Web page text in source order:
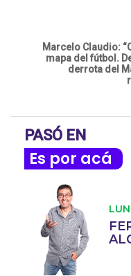
Marcelo Claudio:
mapa del fútbol.
derrota del
PASÓ EN
Es por acá